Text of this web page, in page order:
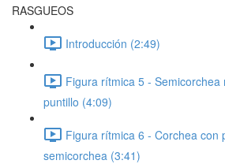
RASGUEOS
Introducción (2:49)
Figura rítmica 5 - Semicorchea
puntillo (4:09)
Figura rítmica 6 - Corchea con
semicorchea (3:41)